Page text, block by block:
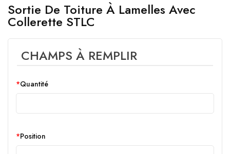
Sortie De Toiture À Lamelles Avec
Collerette STLC
CHAMPS À REMPLIR
Quantité
Position